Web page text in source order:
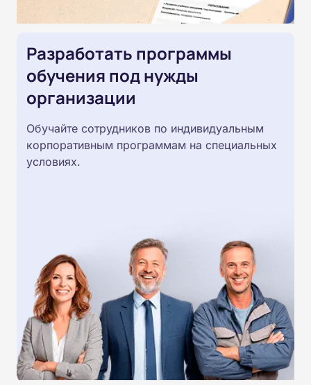
Разработать программы
обучения под нужды
организации
Обучайте сотрудников по индивидуальным
корпоративным программам на специальных
условиях.